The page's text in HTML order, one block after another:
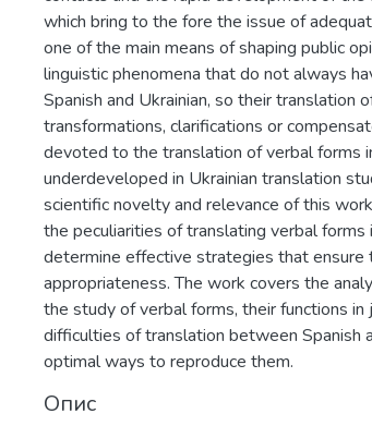
which bring to the fore the issue of
one of the main means of shaping public
linguistic phenomena that do not always
Spanish and Ukrainian, so their translation
transformations, clarifications or
devoted to the translation of verbal forms
underdeveloped in Ukrainian translation
scientific novelty and relevance of this
the peculiarities of translating verbal
determine effective strategies that ensure
appropriateness. The work covers the
the study of verbal forms, their functions in
difficulties of translation between Spanish
optimal ways to reproduce them.
Опис